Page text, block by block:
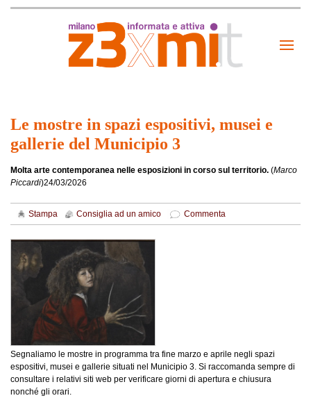
Le mostre in spazi espositivi, musei e
gallerie del Municipio 3
Molta arte contemporanea nelle esposizioni in corso sul territorio. (Marco
Piccardi)24/03/2026
Stampa Consiglia ad un amico Commenta
Segnaliamo le mostre in programma tra fine marzo e aprile negli spazi
espositivi, musei e gallerie situati nel Municipio 3. Si raccomanda sempre di
consultare i relativi siti web per verificare giorni di apertura e chiusura
nonché gli orari.